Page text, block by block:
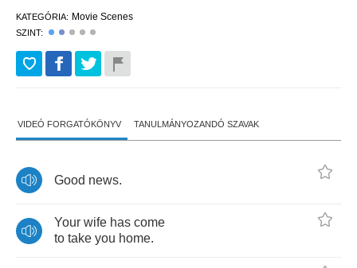
KATEGÓRIA: Movie Scenes
SZINT:
VIDEÓ FORGATÓKÖNYV TANULMÁNYOZANDÓ SZAVAK
Good news.
Your wife has come
to take you home.